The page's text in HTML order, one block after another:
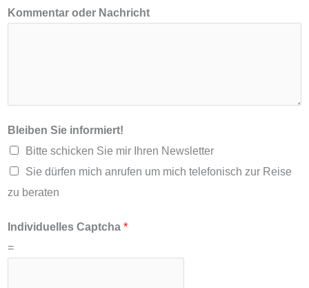
Kommentar oder Nachricht
Bleiben Sie informiert!
Bitte schicken Sie mir Ihren Newsletter
Sie dürfen mich anrufen um mich telefonisch zur Reise
zu beraten
H
u
Individuelles Captcha *
=